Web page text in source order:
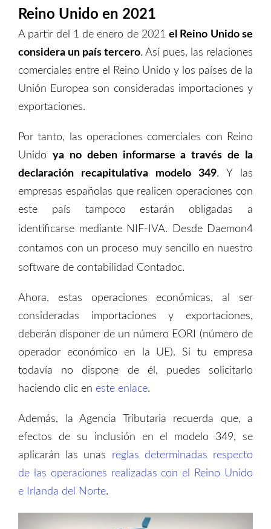
Reino Unido en 2021
A partir del 1 de enero de 2021el Reino Unidose
considera un país tercero. Así pues, las relaciones
comerciales entre el Reino Unido y los países de la
Unión Europea son consideradas importaciones y
exportaciones.
Por tanto, las operaciones comerciales con Reino
Unido ya no deben informarse a través de la
declaración recapitulativa modelo 349. Y las
empresas españolas que realicen operaciones con
este país tampoco estarán obligadas a
identificarse mediante NIF-IVA.
Desde Daemon4
contamos con un proceso muy sencillo en nuestro
software de contabilidad Contadoc.
Ahora, estas operaciones económicas, al ser
consideradas importaciones y exportaciones,
deberán disponer de un número EORI (número de
operador económico en la UE). Si tu empresa
todavía no dispone de él, puedes solicitarlo
haciendo clic en este enlace.
Además, la Agencia Tributaria recuerda que, a
efectos de su inclusión en el modelo 349, se
aplicarán las unas reglas determinadas respecto
de las operaciones realizadas con el Reino Unido
e Irlanda del Norte.